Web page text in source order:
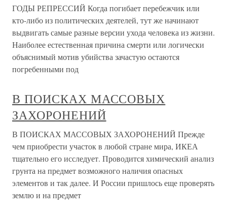
ГОДЫ РЕПРЕССИЙ Когда погибает перебежчик или
кто-либо из политических деятелей, тут же начинают
выдвигать самые разные версии ухода человека из жизни.
Наиболее естественная причина смерти или логически
объяснимый мотив убийства зачастую остаются
погребенными под
В ПОИСКАХ МАССОВЫХ
ЗАХОРОНЕНИЙ
В ПОИСКАХ МАССОВЫХ ЗАХОРОНЕНИЙ Прежде
чем приобрести участок в любой стране мира, ИКЕА
тщательно его исследует. Проводится химический анализ
грунта на предмет возможного наличия опасных
элементов и так далее. И России пришлось еще проверять
землю и на предмет